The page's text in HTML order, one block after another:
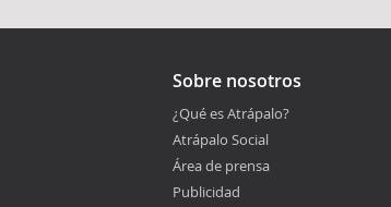
Sobre nosotros
¿Qué es Atrápalo?
Atrápalo Social
Área de prensa
Publicidad